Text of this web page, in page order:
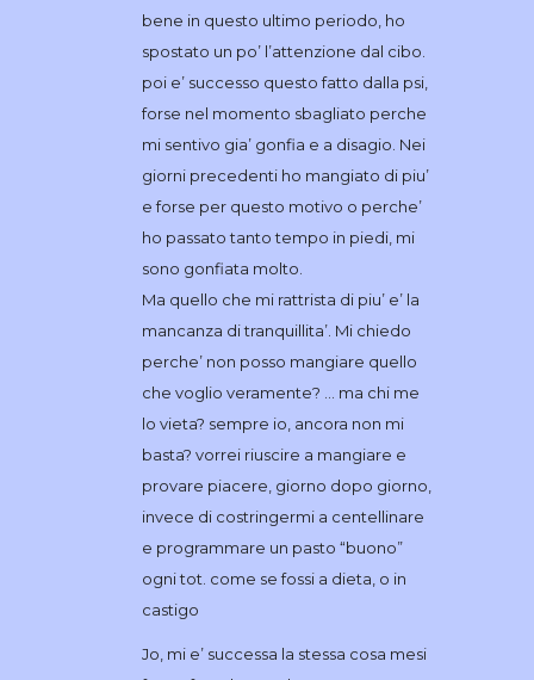
bene in questo ultimo periodo, ho
spostato un po’ l’attenzione dal cibo.
poi e’ successo questo fatto dalla psi,
forse nel momento sbagliato perche
mi sentivo gia’ gonfia e a disagio. Nei
giorni precedenti ho mangiato di piu’
e forse per questo motivo o perche’
ho passato tanto tempo in piedi, mi
sono gonfiata molto.
Ma quello che mi rattrista di piu’ e’ la
mancanza di tranquillita’. Mi chiedo
perche’ non posso mangiare quello
che voglio veramente? … ma chi me
lo vieta? sempre io, ancora non mi
basta? vorrei riuscire a mangiare e
provare piacere, giorno dopo giorno,
invece di costringermi a centellinare
e programmare un pasto “buono”
ogni tot. come se fossi a dieta, o in
castigo
Jo, mi e’ successa la stessa cosa mesi